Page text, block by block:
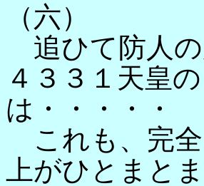
（六）
追ひて防人の
４３３１天
は・・・・・
これも、完全
上がひとまと